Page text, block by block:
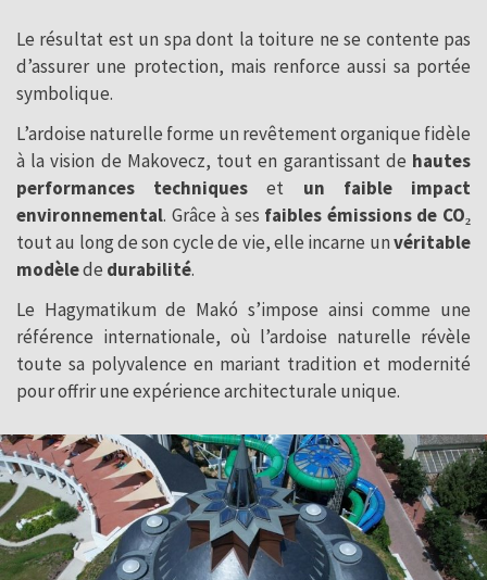
Le résultat est un spa dont la toiture ne se contente pas
d’assurer une protection, mais renforce aussi sa portée
symbolique.
L’ardoise naturelle forme un revêtement organique fidèle
à la vision de Makovecz, tout en garantissant de hautes
performances techniques et un faible impact
environnemental. Grâce à ses faibles émissions de CO₂
tout au long de son cycle de vie, elle incarne unvéritable
modèlede durabilité.
Le Hagymatikum de Makó s’impose ainsi comme une
référence internationale, où l’ardoise naturelle révèle
toute sa polyvalence en mariant tradition et modernité
pour offrir une expérience architecturale unique.